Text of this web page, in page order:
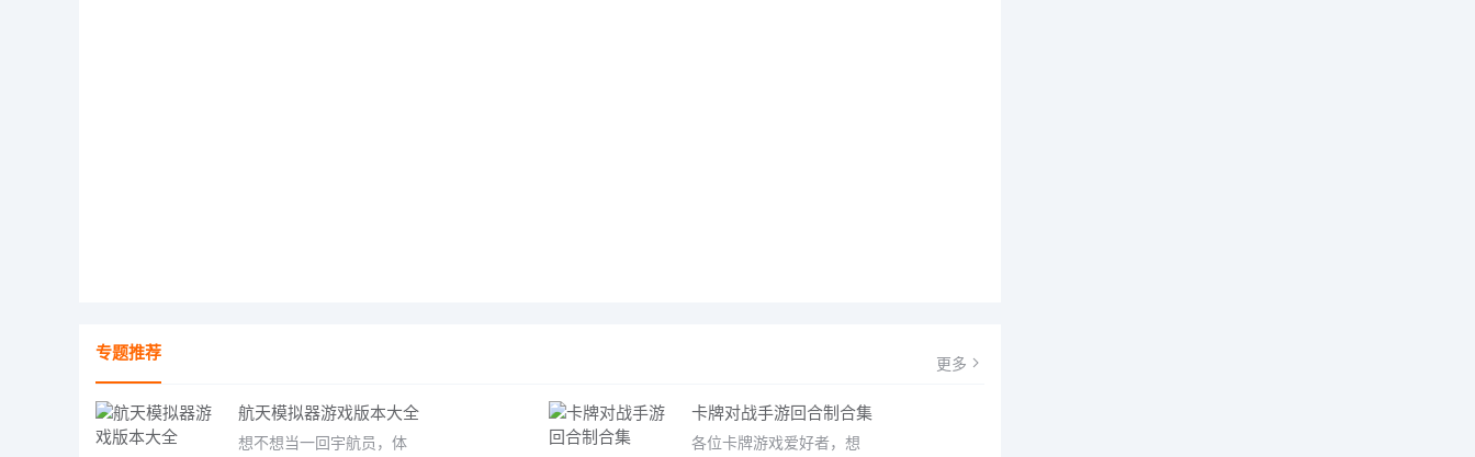
专题推荐 更多
航天模拟器游戏版本大全
想不想当一回宇航员，体
卡牌对战手游回合制合集
各位卡牌游戏爱好者，想